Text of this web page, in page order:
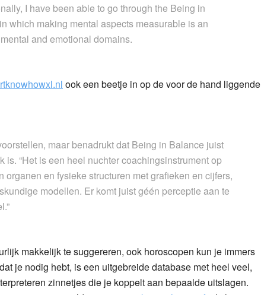
I have been able to go through the Being in
which making mental aspects measurable is an
and emotional domains.
ook een beetje in op de voor de hand liggende
maar benadrukt dat Being in Balance juist
is. “Het is een heel nuchter coachingsinstrument op
organen en fysieke structuren met grafieken en cijfers,
modellen. Er komt juist géén perceptie aan te
makkelijk te suggereren, ook horoscopen kun je immers
je nodig hebt, is een uitgebreide database met heel veel,
zinnetjes die je koppelt aan bepaalde uitslagen.